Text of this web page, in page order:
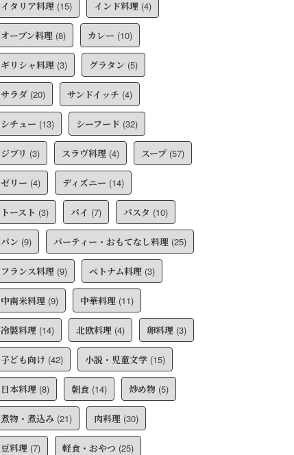
イタリア料理 (15) インド料理 (4)
オーブン料理 (8) カレー (10)
ギリシャ料理 (3) グラタン (5)
サラダ (20) サンドイッチ (4)
シチュー (13) シーフード (32)
ジブリ (3) スラヴ料理 (4) スープ (57)
ゼリー (4) ディズニー (14)
トースト (3) パイ (7) パスタ (10)
パン (9) パーティー・おもてなし料理 (25)
フランス料理 (9) ベトナム料理 (3)
中南米料理 (9) 中華料理 (11)
冷製料理 (14) 北欧料理 (4) 卵料理 (3)
子ども向け (42) 小説・児童文学 (15)
日本料理 (8) 朝食 (14) 炒め物 (5)
煮物・煮込み (21) 肉料理 (30)
豆料理 (7) 軽食・おやつ (25)